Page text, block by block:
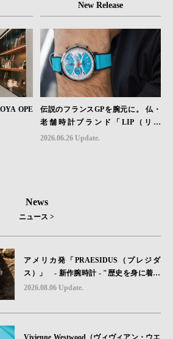
OPE
New Release
伝説のフランスGPを腕元に。 仏・
老舗時計ブランド「LIP（リッ
プ）」、世界限定1,906本のクロノグ
2026.06.26 Update.
News
ニュース >
アメリカ発「PRAESIDUS（プレジダ
ス）」 - 新作腕時計 - "歴史を身に着け
る“ -戦場を駆け抜けたWillys MBのボンネ
砂を文字盤に閉じ込めた「A-11」コレク
2026.08.06 Update.